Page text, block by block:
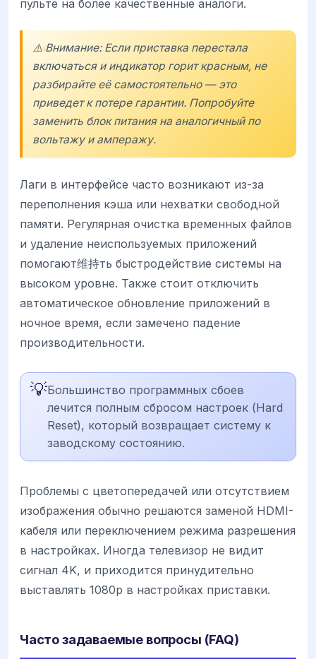
пульте на более качественные аналоги.
⚠️ Внимание: Если приставка перестала
включаться и индикатор горит красным, не
разбирайте её самостоятельно — это
приведет к потере гарантии. Попробуйте
заменить блок питания на аналогичный по
вольтажу и амперажу.
Лаги в интерфейсе часто возникают из-за
переполнения кэша или нехватки свободной
памяти. Регулярная очистка временных файлов
и удаление неиспользуемых приложений
помогают维持ть быстродействие системы на
высоком уровне. Также стоит отключить
автоматическое обновление приложений в
ночное время, если замечено падение
производительности.
💡Большинство программных сбоев
лечится полным сбросом настроек (Hard
Reset), который возвращает систему к
заводскому состоянию.
Проблемы с цветопередачей или отсутствием
изображения обычно решаются заменой HDMI-
кабеля или переключением режима разрешения
в настройках. Иногда телевизор не видит
сигнал 4K, и приходится принудительно
выставлять 1080p в настройках приставки.
Часто задаваемые вопросы (FAQ)